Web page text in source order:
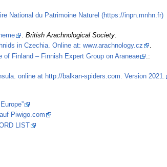
National du Patrimoine Naturel (https://inpn.mnhn.fr)
. British Arachnological Society.
in Czechia. Online at: www.arachnology.cz
.
of Finland – Finnish Expert Group on Araneae
.:
online at http://balkan-spiders.com. Version 2021.
Piwigo.com
LIST